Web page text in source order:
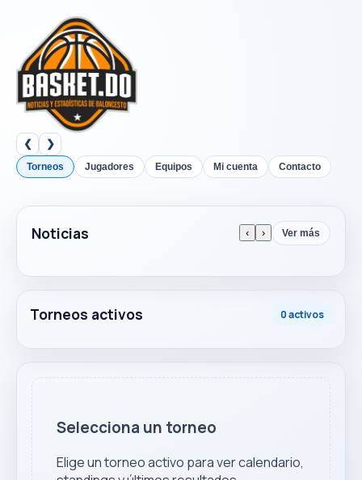
❮ ❯
Torneos Jugadores Equipos Mi cuenta Contacto
Noticias ‹ › Ver más
Torneos activos 0 activos
Selecciona un torneo
Elige un torneo activo para ver calendario,